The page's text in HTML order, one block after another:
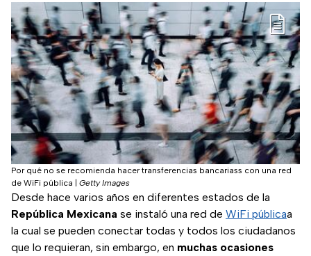
Por qué no se recomienda hacer transferencias bancariass con una red
de WiFi pública
Getty Images
Desde hace varios años en diferentes estados de la
República Mexicana se instaló una red de WiFi públicaa
la cual se pueden conectar todas y todos los ciudadanos
que lo requieran, sin embargo, en muchas ocasiones